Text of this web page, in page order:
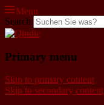
Menu
Qindie
Search
Primary menu
Skip to primary content
Skip to secondary content